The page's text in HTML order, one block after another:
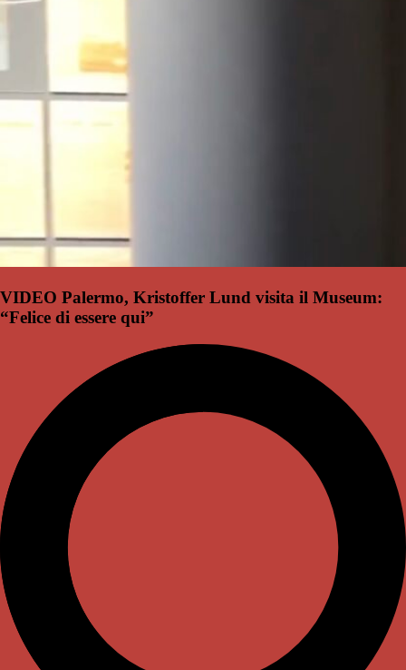
VIDEO Palermo, Kristoffer Lund visita il Museum:
“Felice di essere qui”